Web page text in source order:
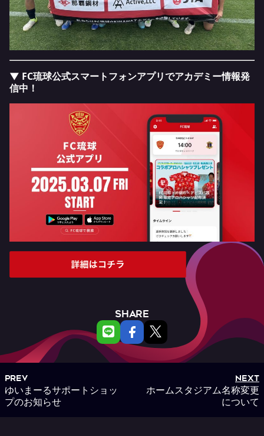
▼ FC琉球公式スマートフォンアプリでアカデミー情報発
信中！
SHARE
PREV
ゆいまーるサポートショッ
プのお知らせ
NEXT
ホームスタジアム名称変更
について